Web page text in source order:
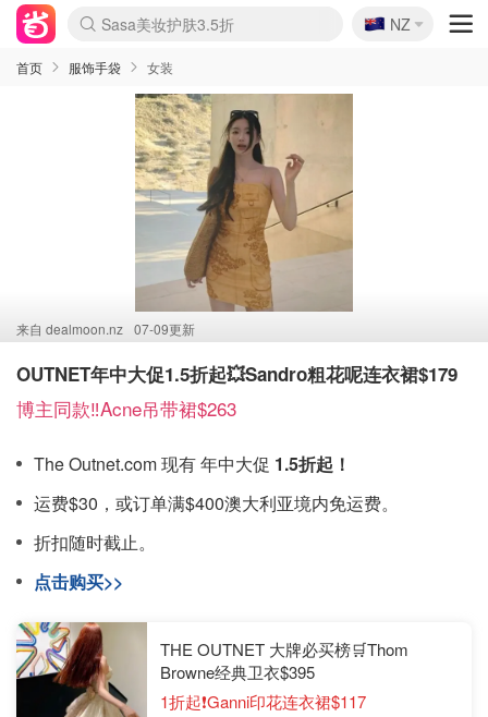
lululemon折扣上新
Sasa美妆护肤3.5折
SSENSE年中2.5折
FreshBeauty好价汇总
Cettire降价+叠9折
WWS Coles超市实拍
viagogo二手票捡漏
Myer超级周末
The Outnet奢牌1折起
David Jones 3折起
Flannels大牌1折
Perfumes Club护肤1折
AMIRO面罩$251
Amazon折扣汇总
eToro入金$200送$50
Amazon数码好物
ICONIC本周7.5折
ThedoubleF高奢地板价
Moose Knuckles 6折
丝芙兰5折起
EUFY摄像头$98
Selenichast首饰2折
Trip机票酒店促销
YSL送5件彩妆礼
Amazon家居好物
Amazon美妆护肤
雅漾大喷$8
过敏原检测盒$33
伊索独家赠50ml沐浴露
科颜氏高保湿面霜$29
SEALIFE海洋馆门票6折
丝塔芙大白罐$16
订阅Newsletter送香薰
Cult Beauty 6.8折
Harrods圣诞日历$525
LN-CC奢牌私促3折
d'Alba空姐喷雾$16
EVE LOM套装£56
Bernardelli独家4折
Adore Beauty 6折起
CT圣诞日历
Mytheresa奢品2.7折
Luxury Escapes 9折
Currentbody美容仪$881
MOON Garden Live
Roborock扫地机$649
Tingo Life水杯$24
Valentino官网5折
CR洗护套装$23
修丽可4件套$159
Myer彩妆2件7折
GANNI官网4.5折
Stylevana韩妆4折
Tessabit高奢8.5折
OGX洗发水$11
Amazon阿德莱德次日达
卡诗8.5折+赠礼
Philips Hue灯具8折
🇳🇿
NZ
首页 服饰手袋 女装
来自 dealmoon.nz 07-09更新
OUTNET年中大促1.5折起💥Sandro粗花呢连衣裙$179
博主同款‼️Acne吊带裙$263
The Outnet.com 现有 年中大促 1.5折起！
运费$30，或订单满$400澳大利亚境内免运费。
折扣随时截止。
点击购买>>
THE OUTNET 大牌必买榜🛒Thom
Browne经典卫衣$395
1折起❗Ganni印花连衣裙$117